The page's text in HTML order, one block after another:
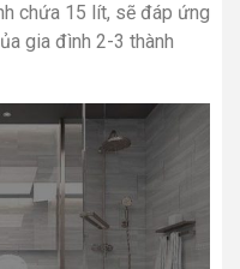
chứa 15 lít, sẽ đáp ứng
gia đình 2-3 thành